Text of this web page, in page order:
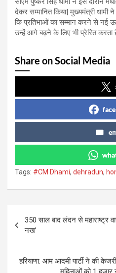
देकर सम्मानित किया| मुख्यमंत्री धामी
कि प्रतिभाओं का सम्मान करने से नई
उन्हें आगे बढ़ने के लिए भी प्रेरित करता
Share on Social Media
Tags: #CM Dhami, dehradun,
navigation
350 साल बाद लंदन से महाराष्ट्र
नख’
हरियाणा: आम आदमी पार्टी ने की